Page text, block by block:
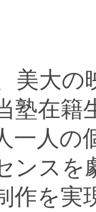
美大の
塾在籍
一人の
ンスを
作を実